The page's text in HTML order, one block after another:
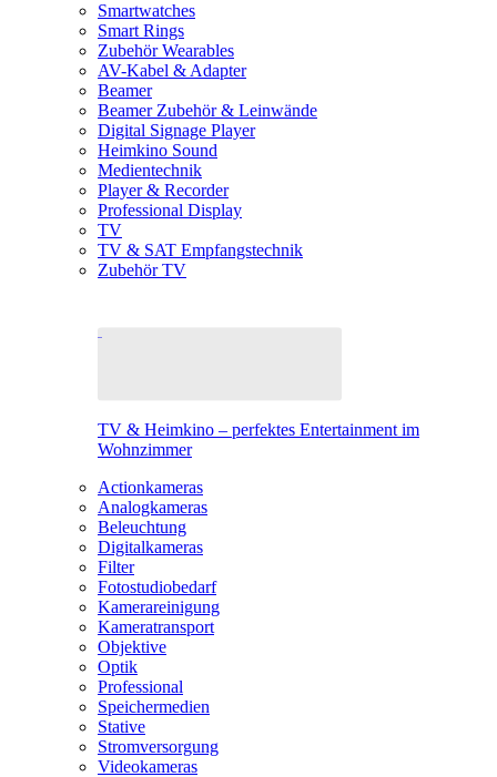
Smartwatches
Smart Rings
Zubehör Wearables
AV-Kabel & Adapter
Beamer
Beamer Zubehör & Leinwände
Digital Signage Player
Heimkino Sound
Medientechnik
Player & Recorder
Professional Display
TV
TV & SAT Empfangstechnik
Zubehör TV
TV & Heimkino – perfektes Entertainment im
Wohnzimmer
Actionkameras
Analogkameras
Beleuchtung
Digitalkameras
Filter
Fotostudiobedarf
Kamerareinigung
Kameratransport
Objektive
Optik
Professional
Speichermedien
Stative
Stromversorgung
Videokameras